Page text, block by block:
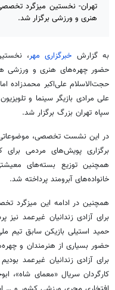
تهران- نخستین میزگرد
هنری و ورزشی برگزار شد.
به گزارش خبرگزاری مهر،
حضور چهره‌های هنری و ورزشی
حجت‌الاسلام علی‌اکبر محمدزاده
علی مرادی بازیگر سینما و
سپاه تهران بزرگ برگزار شد.
در این نشست تخصصی،
برگزاری پویش‌های مردمی برای
همچنین توزیع بسته‌های
خانواده‌های آبرومند پرداخته شد.
همچنین در ادامه این میزگرد
برای آزادی زندانیان غیرعمد
حمید استیلی بازیکن سابق تیم
حضور بسیاری از هنرمندان و
برای آزادی زندانیان غیرعمد
کارگردان سریال «معمای شاه»،